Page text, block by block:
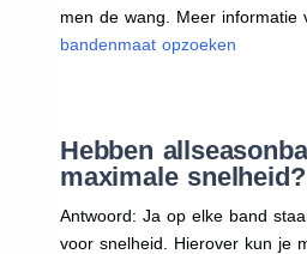
men de wang. Meer informatie
bandenmaat opzoeken
Hebben
maximale snelheid?
Antwoord: Ja op elke band
voor snelheid. Hierover kun je